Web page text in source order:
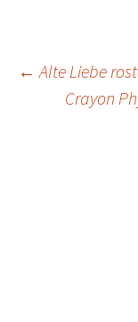
Post
← Alte Liebe
Crayon